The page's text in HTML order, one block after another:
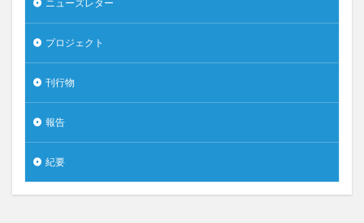
ニューズレター
プロジェクト
刊行物
報告
紀要